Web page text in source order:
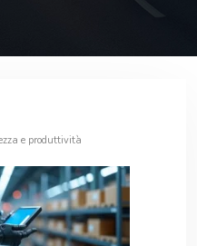
e produttività